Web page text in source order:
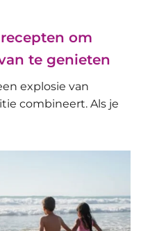
om
te genieten
explosie van
combineert. Als je